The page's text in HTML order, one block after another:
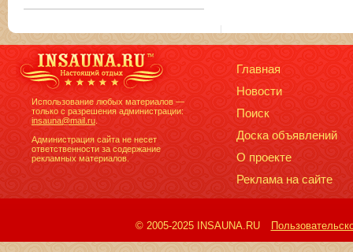
Использование любых материалов —
только с разрешения администрации:
insauna@mail.ru
Администрация сайта не несет
ответственности за содержание
рекламных материалов.
Главная
Новости
Поиск
Доска объявлений
О проекте
Реклама на сайте
© 2005-2025 INSAUNA.RU